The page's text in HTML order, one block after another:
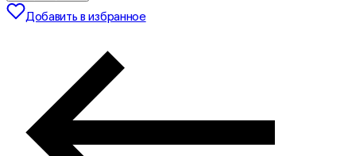
Добавить в избранное